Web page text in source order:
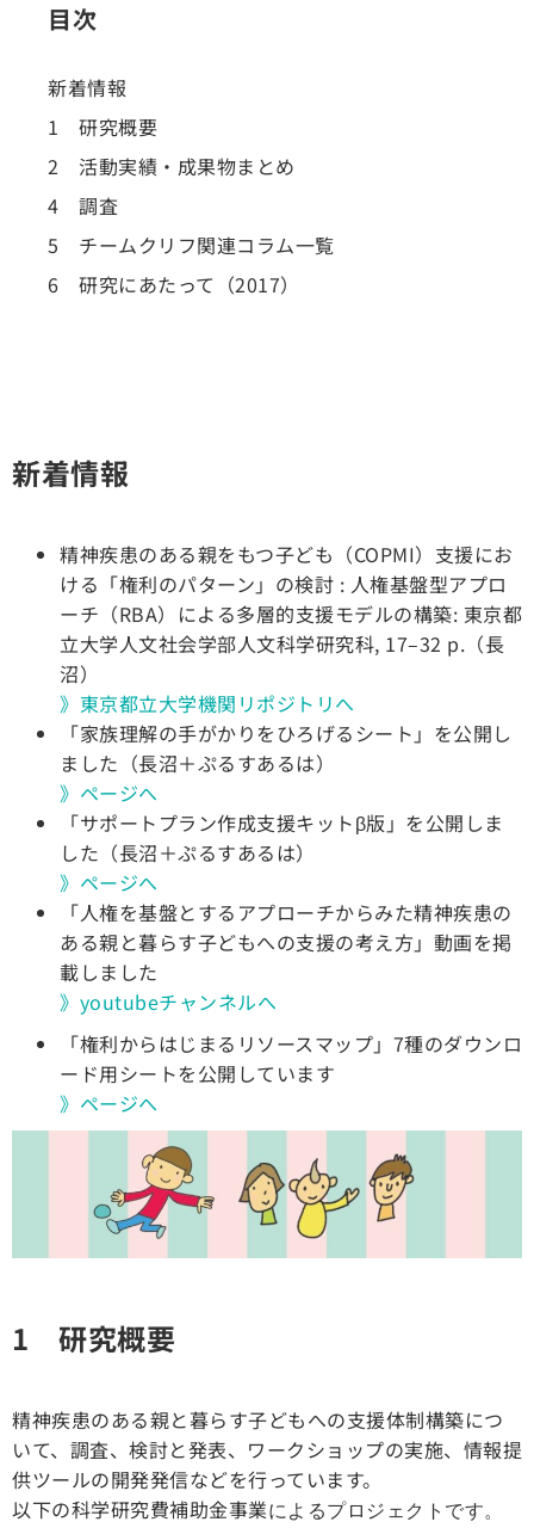
目次
新着情報
1 研究概要
2 活動実績・成果物まとめ
4 調査
5 チームクリフ関連コラム一覧
6 研究にあたって（2017）
新着情報
精神疾患のある親をもつ子ども（COPMI）支援にお
ける「権利のパターン」の検討 : 人権基盤型アプロ
ーチ（RBA）による多層的支援モデルの構築: 東京都
立大学人文社会学部人文科学研究科, 17–32 p.（長
沼）
》東京都立大学機関リポジトリへ
「家族理解の手がかりをひろげるシート」を公開し
ました（長沼＋ぷるすあるは）
》ページへ
「サポートプラン作成支援キットβ版」を公開しま
した（長沼＋ぷるすあるは）
》ページへ
「人権を基盤とするアプローチからみた精神疾患の
ある親と暮らす子どもへの支援の考え方」動画を掲
載しました
》youtubeチャンネルへ
「権利からはじまるリソースマップ」7種のダウンロ
ード用シートを公開しています
》ページへ
1 研究概要
精神疾患のある親と暮らす子どもへの支援体制構築につ
いて、調査、検討と発表、ワークショップの実施、情報提
供ツールの開発発信などを行っています。
以下の科学研究費補助金事業によるプロジェクトです。